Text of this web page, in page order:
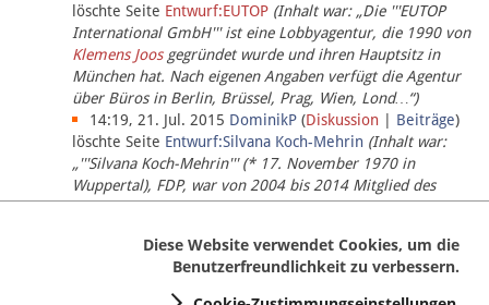
löschte Seite Entwurf:EUTOP (Inhalt war: „Die '''EUTOP
International GmbH''' ist eine Lobbyagentur, die 1990 von
Klemens Joosgegründet wurde und ihren Hauptsitz in
München hat. Nach eigenen Angaben verfügt die Agentur
über Büros in Berlin, Brüssel, Prag, Wien, Lond…“)
14:19, 21. Jul. 2015 DominikP (Diskussion Beiträge)
löschte Seite Entwurf:Silvana Koch-Mehrin (Inhalt war:
„'''Silvana Koch-Mehrin''' (* 17. November 1970 in
Wuppertal), FDP, war von 2004 bis 2014 Mitglied des
Europäischen Parlaments, seit November 2014 ist sie für
Diese Website verwendet Cookies, um die
Benutzerfreundlichkeit zu verbessern.